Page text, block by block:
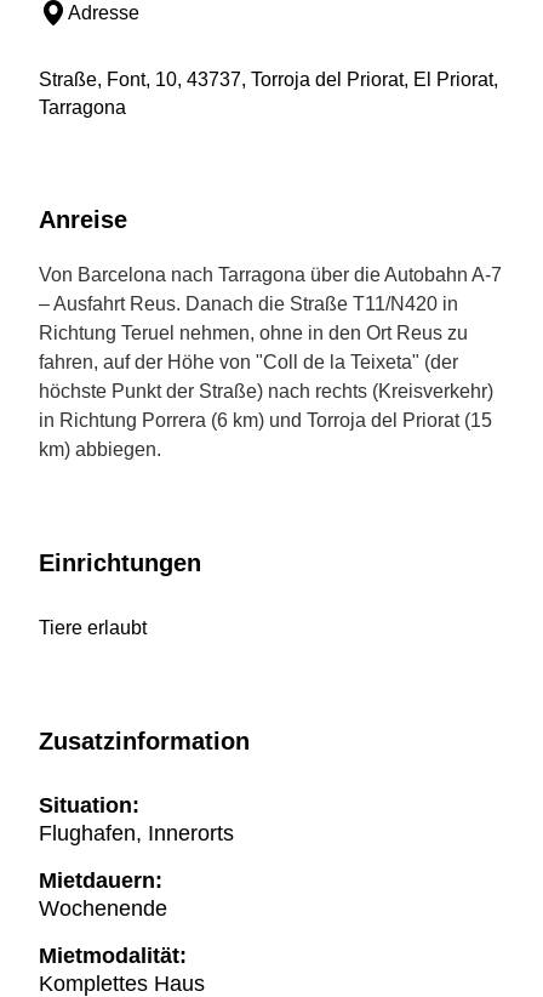
Adresse
Straße, Font, 10, 43737, Torroja del Priorat, El Priorat,
Tarragona
Anreise
Von Barcelona nach Tarragona über die Autobahn A-7
– Ausfahrt Reus. Danach die Straße T11/N420 in
Richtung Teruel nehmen, ohne in den Ort Reus zu
fahren, auf der Höhe von "Coll de la Teixeta" (der
höchste Punkt der Straße) nach rechts (Kreisverkehr)
in Richtung Porrera (6 km) und Torroja del Priorat (15
km) abbiegen.
Einrichtungen
Tiere erlaubt
Zusatzinformation
Situation:
Flughafen, Innerorts
Mietdauern:
Wochenende
Mietmodalität:
Komplettes Haus